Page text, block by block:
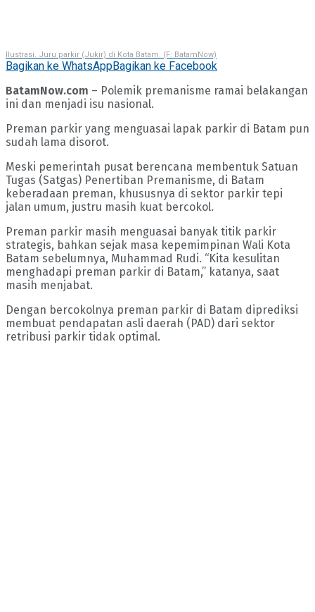
Ilustrasi. Juru parkir (Jukir) di Kota Batam. (F: BatamNow)
Bagikan ke WhatsAppBagikan ke Facebook
BatamNow.com – Polemik premanisme ramai belakangan
ini dan menjadi isu nasional.
Preman parkir yang menguasai lapak parkir di Batam pun
sudah lama disorot.
Meski pemerintah pusat berencana membentuk Satuan
Tugas (Satgas) Penertiban Premanisme, di Batam
keberadaan preman, khususnya di sektor parkir tepi
jalan umum, justru masih kuat bercokol.
Preman parkir masih menguasai banyak titik parkir
strategis, bahkan sejak masa kepemimpinan Wali Kota
Batam sebelumnya, Muhammad Rudi. “Kita kesulitan
menghadapi preman parkir di Batam,” katanya, saat
masih menjabat.
Dengan bercokolnya preman parkir di Batam diprediksi
membuat pendapatan asli daerah (PAD) dari sektor
retribusi parkir tidak optimal.